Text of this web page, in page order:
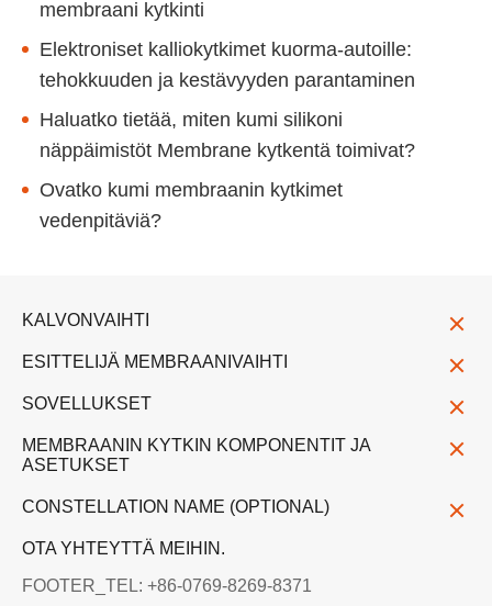
membraani kytkinti
Elektroniset kalliokytkimet kuorma-autoille:
tehokkuuden ja kestävyyden parantaminen
Haluatko tietää, miten kumi silikoni
näppäimistöt Membrane kytkentä toimivat?
Ovatko kumi membraanin kytkimet
vedenpitäviä?
KALVONVAIHTI
ESITTELIJÄ MEMBRAANIVAIHTI
SOVELLUKSET
MEMBRAANIN KYTKIN KOMPONENTIT JA
ASETUKSET
CONSTELLATION NAME (OPTIONAL)
OTA YHTEYTTÄ MEIHIN.
FOOTER_TEL: +86-0769-8269-8371